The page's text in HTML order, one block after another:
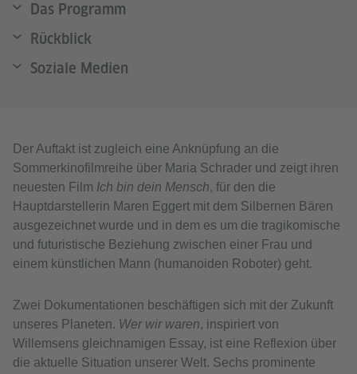
Das Programm
Rückblick
Soziale Medien
Der Auftakt ist zugleich eine Anknüpfung an die
Sommerkinofilmreihe über Maria Schrader und zeigt ihren
neuesten Film Ich bin dein Mensch, für den die
Hauptdarstellerin Maren Eggert mit dem Silbernen Bären
ausgezeichnet wurde und in dem es um die tragikomische
und futuristische Beziehung zwischen einer Frau und
einem künstlichen Mann (humanoiden Roboter) geht.
Zwei Dokumentationen beschäftigen sich mit der Zukunft
unseres Planeten. Wer wir waren, inspiriert von
Willemsens gleichnamigen Essay, ist eine Reflexion über
die aktuelle Situation unserer Welt. Sechs prominente